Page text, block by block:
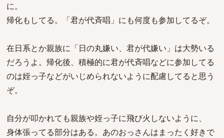
に。
帰化もしてる。「君が代斉唱」にも何度も参加してるぞ。
在日系とか親族に「日の丸嫌い、君が代嫌い」は大勢いる
だろうよ。帰化後、積極的に君が代斉唱などに参加してる
のは姪っ子などがいじめられないように配慮してると思う
ぞ。
自分が叩かれても親族や姪っ子に飛び火しないように、
身体張ってる部分はある。あのおっさんはまったく好きで